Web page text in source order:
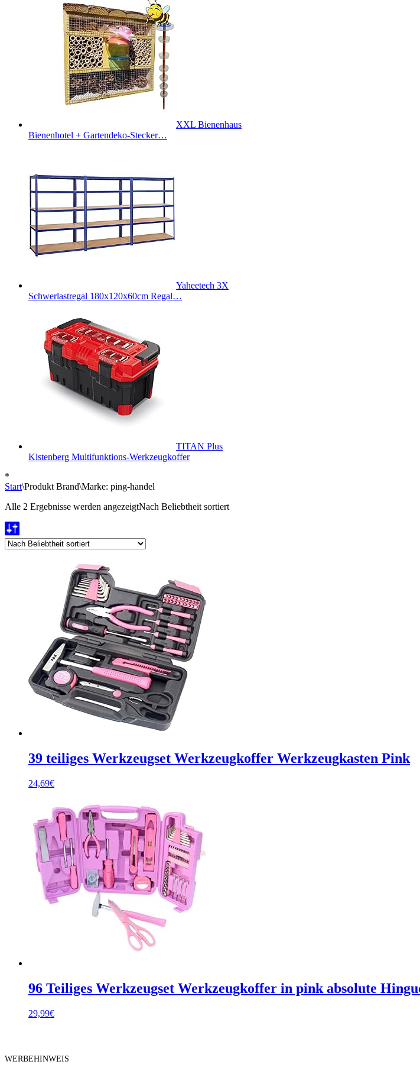
XXL Bienenhaus
Bienenhotel + Gartendeko-Stecker…
Yaheetech 3X
Schwerlastregal 180x120x60cm Regal…
TITAN Plus
Kistenberg Multifunktions-Werkzeugkoffer
*
Start\Produkt Brand\Marke: ping-handel
Alle 2 Ergebnisse werden angezeigtNach Beliebtheit sortiert
39 teiliges Werkzeugset Werkzeugkoffer Werkzeugkasten Pink
24,69€
96 Teiliges Werkzeugset Werkzeugkoffer in pink absolute
29,99€
WERBEHINWEIS